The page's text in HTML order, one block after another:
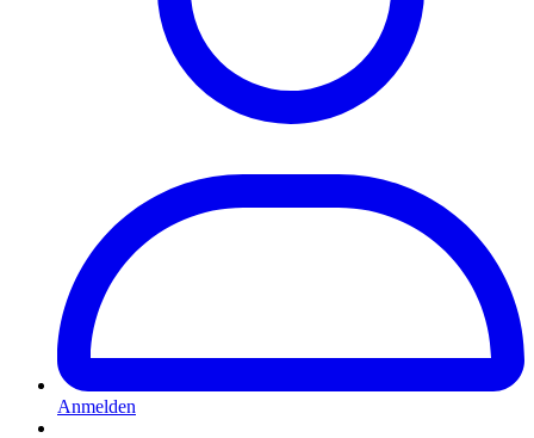
Anmelden